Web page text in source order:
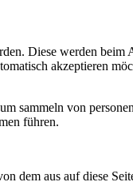
Diese werden
akzeptieren
sammeln von
führen.
dem aus auf diese